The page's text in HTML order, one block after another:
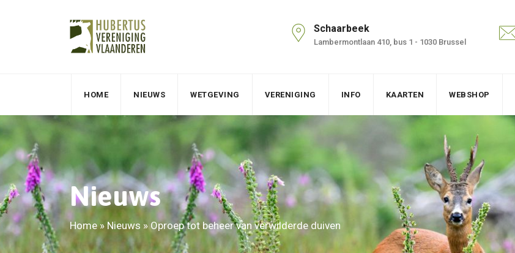
Schaarbeek
Lambermontlaan 410, bus 1 - 1030 Brussel
HOME NIEUWS WETGEVING VERENIGING INFO KAARTEN WEBSHOP
Nieuws
Home» Nieuws » Oproep tot beheer van verwilderde duiven